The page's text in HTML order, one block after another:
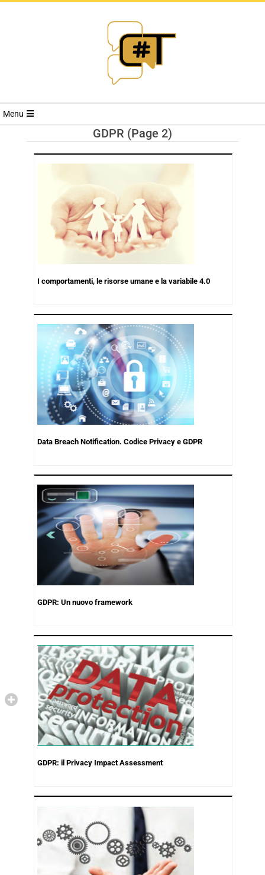
RIVISTA
TRENDS
Menu
GDPR (Page 2)
I comportamenti, le risorse umane e la variabile 4.0
Data Breach Notification. Codice Privacy e GDPR
GDPR: Un nuovo framework
GDPR: il Privacy Impact Assessment